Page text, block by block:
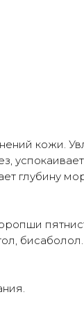
кожи.
глубину
бисаболол.